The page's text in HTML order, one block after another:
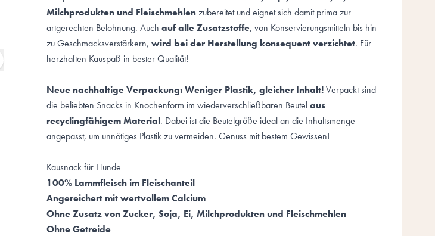
Milchprodukten und Fleischmehlenzubereitet und eignet sich damit prima zur
artgerechten Belohnung. Auch auf alle Zusatzstoffe, von Konservierungsmitteln bis hin
zu Geschmacksverstärkern, wird bei der Herstellung konsequent verzichtet. Für
herzhaften Kauspaß in bester Qualität!
Neue nachhaltige Verpackung:Weniger Plastik, gleicher Inhalt!Verpackt sind
die beliebten Snacks in Knochenform im wiederverschließbaren Beutelaus
recyclingfähigem Material. Dabei ist die Beutelgröße ideal an die Inhaltsmenge
angepasst, um unnötiges Plastik zu vermeiden. Genuss mit bestem Gewissen!
Kausnack für Hunde
100% Lammfleisch im Fleischanteil
Angereichert mit wertvollem Calcium
Ohne Zusatz von Zucker, Soja, Ei, Milchprodukten und Fleischmehlen
Ohne Getreide